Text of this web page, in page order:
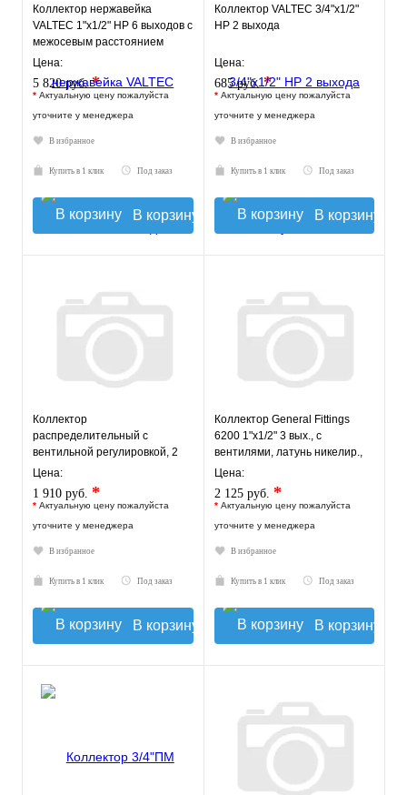
Коллектор нержавейка
VALTEC 1"х1/2" НР 6 выходов с
межосевым расстоянием
выходов 100мм
Цена:
5 820 руб.*
* Актуальную цену пожалуйста
уточните у менеджера
В избранное
Купить в 1 клик Под заказ
В корзину
Коллектор VALTEC 3/4"х1/2"
НР 2 выхода
Цена:
685 руб.*
* Актуальную цену пожалуйста
уточните у менеджера
В избранное
Купить в 1 клик Под заказ
В корзину
Коллектор
распределительный с
вентильной регулировкой, 2
выхода, "евроконус" 3/4" - 2
выхода х 3/4"
Цена:
1 910 руб. *
* Актуальную цену пожалуйста
уточните у менеджера
В избранное
Купить в 1 клик Под заказ
В корзину
Коллектор General Fittings
6200 1"х1/2" 3 вых., c
вентилями, латунь никелир.,
синий регулятор
Цена:
2 125 руб. *
* Актуальную цену пожалуйста
уточните у менеджера
В избранное
Купить в 1 клик Под заказ
В корзину